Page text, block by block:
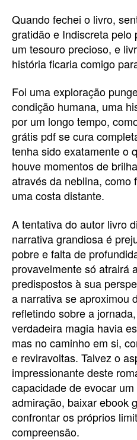
Quando fechei o livro,
gratidão e Indiscreta pelo
um tesouro precioso, e
história ficaria comigo
Foi uma exploração
condição humana, uma
por um longo tempo,
grátis pdf se cura
tenha sido exatamente o
houve momentos de
através da neblina, como
uma costa distante.
A tentativa do autor livro
narrativa grandiosa é
pobre e falta de
provavelmente só atrairá
predispostos à sua
a narrativa se aproximou
refletindo sobre a
verdadeira magia havia
mas no caminho em si,
e reviravoltas. Talvez o
impressionante deste
capacidade de evocar
admiração, baixar ebook
confrontar os próprios
compreensão.